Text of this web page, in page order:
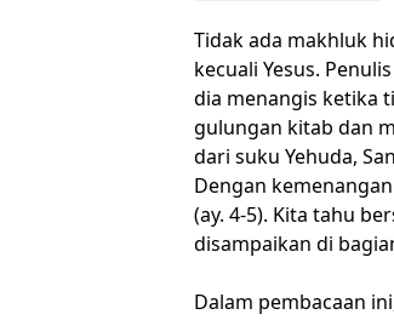
Tidak ada makhluk
kecuali Yesus.
dia menangis ketika
gulungan kitab dan
dari suku Yehuda,
Dengan
(ay. 4-5). Kita tahu
disampaikan di
Dalam pembacaan